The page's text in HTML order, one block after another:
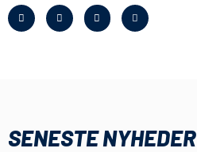
SENESTE NYHEDER